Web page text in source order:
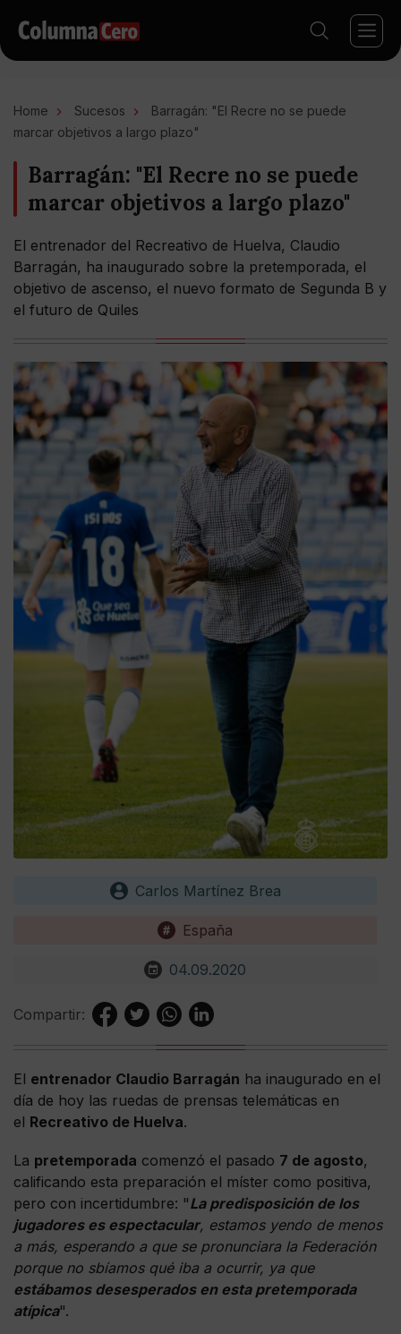
Home Sucesos
Barragán: "El Recre no se puede
marcar objetivos a largo plazo"
Barragán: "El Recre no se puede
marcar objetivos a largo plazo"
El entrenador del Recreativo de Huelva, Claudio
Barragán, ha inaugurado sobre la pretemporada, el
objetivo de ascenso, el nuevo formato de Segunda B y
el futuro de Quiles
Carlos Martínez Brea
España
04.09.2020
Compartir:
El entrenador Claudio Barragán ha inaugurado en el
día de hoy las ruedas de prensas telemáticas en
el Recreativo de Huelva.
La pretemporada comenzó el pasado 7 de agosto,
calificando esta preparación el míster como positiva,
pero con incertidumbre: "La predisposición de los
jugadores es espectacular, estamos yendo de menos
a más, esperando a que se pronunciara la Federación
porque no sbíamos qué iba a ocurrir, ya que
estábamos desesperados en esta pretemporada
atípica".